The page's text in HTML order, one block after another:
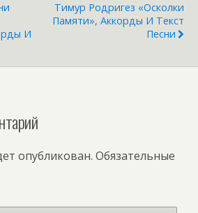
И
Тимур Родригез «Осколки
Памяти», Аккорды И Текст
Песни
опубликован. Обязательные